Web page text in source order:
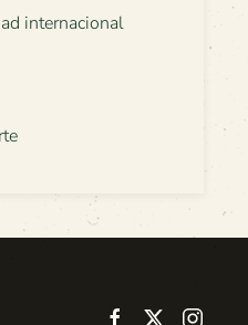
internacional